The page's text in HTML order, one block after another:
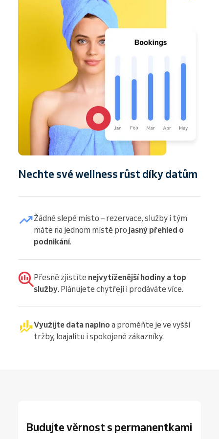
Nechte své wellness růst díky datům
Žádné slepé místo – rezervace, služby i tým
máte na jednom místě pro jasný přehled o
podnikání.
Přesně zjistíte nejvytíženější hodiny a top
služby. Plánujete chytřeji i prodáváte více.
Využijte data naplno a proměňte je ve vyšší
tržby, loajalitu i spokojené zákazníky.
Budujte věrnost s permanentkami